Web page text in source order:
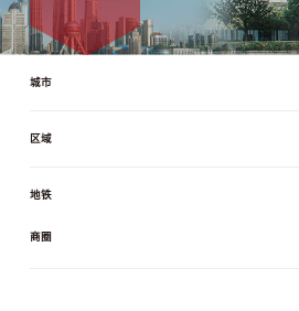
城市
区域
地铁
商圈